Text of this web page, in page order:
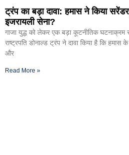
ट्रंप का बड़ा दावा: हमास ने किया
इजरायली सेना?
गाजा युद्ध को लेकर एक बड़ा कूटनीतिक घटनाक्रम
राष्ट्रपति डोनाल्ड ट्रंप ने दावा किया है कि हमास
और
Read More »